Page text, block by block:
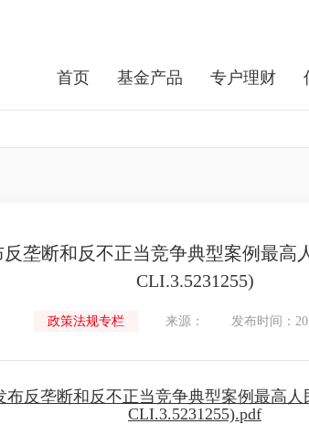
首页 基金产品 专户理财
垄断和反不正当竞争典型案例最
CLI.3.5231255)
政策法规专栏 来源： 发布时间：
反垄断和反不正当竞争典型案例最高
CLI.3.5231255).pdf